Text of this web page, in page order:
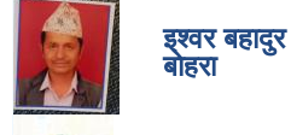
इश्वर बहादुर
बाेहरा